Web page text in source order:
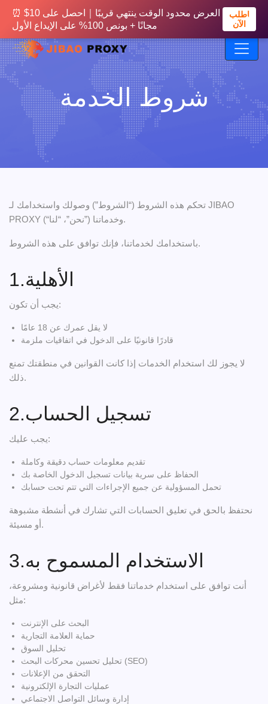
⏰ العرض محدود الوقت ينتهي قريبًا｜احصل على
500MB مجانًا + بونص 20% على الإيداع الأول
اطلب
الآن
⏰ العرض محدود الوقت ينتهي قريبًا｜احصل على 10$
مجانًا + بونص 100% على الإيداع الأول
اطلب
الآن
شروط الخدمة
تحكم هذه الشروط (“الشروط”) وصولك واستخدامك لـ JIBAO
PROXY (“نحن”، “لنا”) وخدماتنا.
باستخدامك لخدماتنا، فإنك توافق على هذه الشروط.
1.الأهلية
يجب أن تكون:
لا يقل عمرك عن 18 عامًا
قادرًا قانونيًا على الدخول في اتفاقيات ملزمة
لا يجوز لك استخدام الخدمات إذا كانت القوانين في منطقتك تمنع
ذلك.
2.تسجيل الحساب
يجب عليك:
تقديم معلومات حساب دقيقة وكاملة
الحفاظ على سرية بيانات تسجيل الدخول الخاصة بك
تحمل المسؤولية عن جميع الإجراءات التي تتم تحت حسابك
نحتفظ بالحق في تعليق الحسابات التي تشارك في أنشطة مشبوهة
أو مسيئة.
3.الاستخدام المسموح به
أنت توافق على استخدام خدماتنا فقط لأغراض قانونية ومشروعة،
مثل:
البحث على الإنترنت
حماية العلامة التجارية
تحليل السوق
تحليل تحسين محركات البحث (SEO)
التحقق من الإعلانات
عمليات التجارة الإلكترونية
إدارة وسائل التواصل الاجتماعي